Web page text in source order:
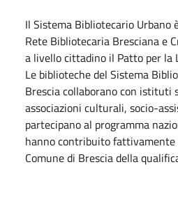
Il Sistema Bibliotecario
Rete Bibliotecaria Bresciana e
a livello cittadino il Patto per la
Le biblioteche del Sistema
Brescia collaborano con istituti
associazioni culturali, socio-
partecipano al programma
hanno contribuito fattivamente
Comune di Brescia della